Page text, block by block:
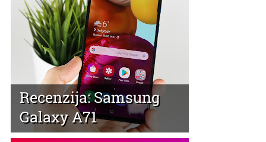
Recenzija: Samsung
Galaxy A71